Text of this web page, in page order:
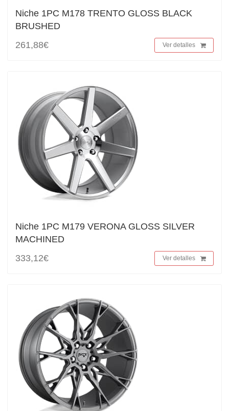
Niche 1PC M178 TRENTO GLOSS BLACK
BRUSHED
261,88€
Ver detalles
Niche 1PC M179 VERONA GLOSS SILVER
MACHINED
333,12€
Ver detalles